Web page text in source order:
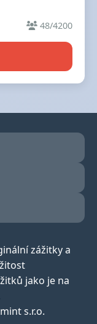
48/4200
zážitky a
jako je na
s.r.o.